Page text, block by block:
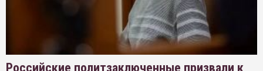
Российские политзаключенные призвали к